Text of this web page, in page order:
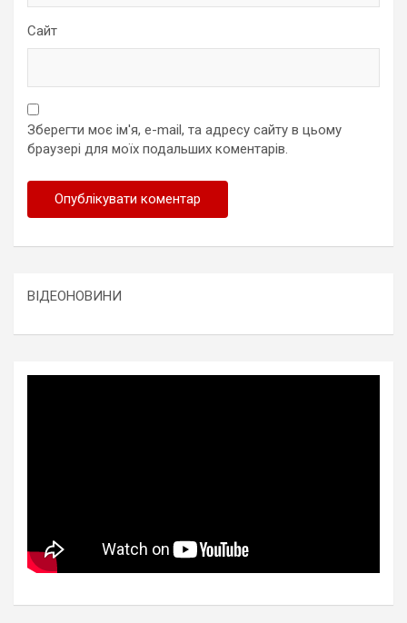
Сайт
Зберегти моє ім'я, e-mail, та адресу сайту в цьому
браузері для моїх подальших коментарів.
ВІДЕОНОВИНИ